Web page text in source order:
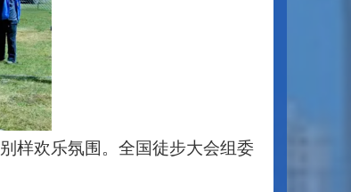
样欢乐氛围。全国徒步大会组委